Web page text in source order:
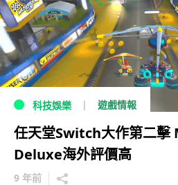
科技娛樂 遊戲情報
任天堂Switch大作第二
Deluxe海外評價高
9 年前